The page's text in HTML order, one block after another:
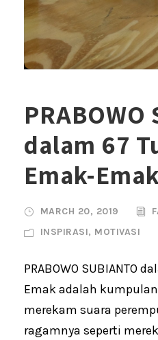
PRABOWO
dalam 67
Emak-
MARCH 20, 2019
INSPIRASI, MOTIVASI
PRABOWO SUBIANTO
Emak adalah
merekam suara
ragamnya seperti